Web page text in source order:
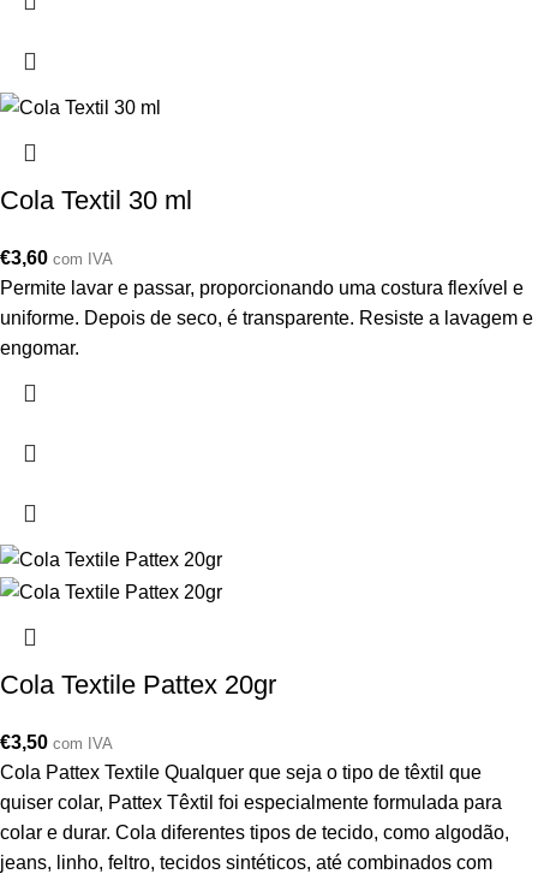
Cola Textil 30 ml
€3,60 com IVA
Permite lavar e passar, proporcionando uma costura flexível e
uniforme. Depois de seco, é transparente. Resiste a lavagem e
engomar.
Cola Textile Pattex 20gr
€3,50 com IVA
Cola Pattex Textile Qualquer que seja o tipo de têxtil que
quiser colar, Pattex Têxtil foi especialmente formulada para
colar e durar. Cola diferentes tipos de tecido, como algodão,
jeans, linho, feltro, tecidos sintéticos, até combinados com